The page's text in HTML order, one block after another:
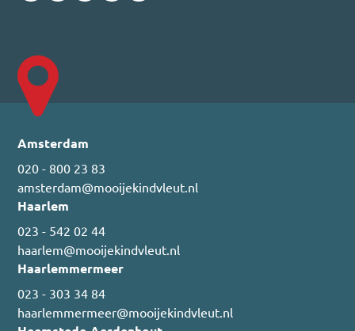
Amsterdam
020 - 800 23 83
amsterdam@mooijekindvleut.nl
Haarlem
023 - 542 02 44
haarlem@mooijekindvleut.nl
Haarlemmermeer
023 - 303 34 84
haarlemmermeer@mooijekindvleut.nl